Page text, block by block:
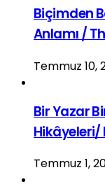
Biçimden
Anlamı /
Temmuz 10,
Bir Yazar
Hikâyeleri/
Temmuz 1,